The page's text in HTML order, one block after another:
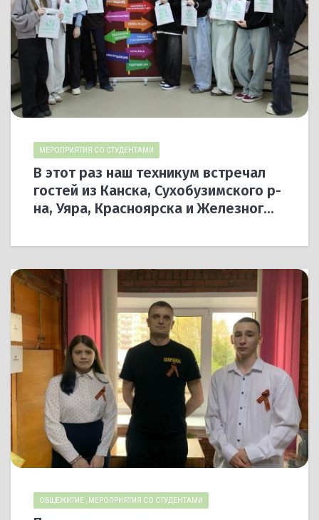
МЕРОПРИЯТИЯ СО СТУДЕНТАМИ
В этот раз наш техникум встречал
гостей из Канска, Сухобузимского р-
на, Уяра, Красноярска и Железног...
ОБЩЕЖИТИЕ МЕРОПРИЯТИЯ СО СТУДЕНТАМИ